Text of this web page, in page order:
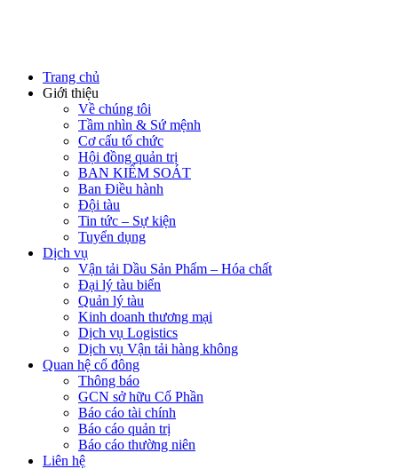
Trang chủ
Giới thiệu
Về chúng tôi
Tầm nhìn & Sứ mệnh
Cơ cấu tổ chức
Hội đồng quản trị
BAN KIỂM SOÁT
Ban Điều hành
Đội tàu
Tin tức – Sự kiện
Tuyển dụng
Dịch vụ
Vận tải Dầu Sản Phẩm – Hóa chất
Đại lý tàu biển
Quản lý tàu
Kinh doanh thương mại
Dịch vụ Logistics
Dịch vụ Vận tải hàng không
Quan hệ cổ đông
Thông báo
GCN sở hữu Cổ Phần
Báo cáo tài chính
Báo cáo quản trị
Báo cáo thường niên
Liên hệ